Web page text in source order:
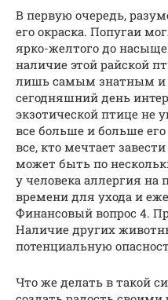
В первую очередь,
его окраска. Попугаи
ярко-желтого до
наличие этой райской
лишь самым знатным
сегодняшний день
экзотической птице не
все больше и больше
все, кто мечтает
может быть по
у человека аллергия на
времени для ухода и
Финансовый вопрос 4.
Наличие других
потенциальную
Что же делать в такой